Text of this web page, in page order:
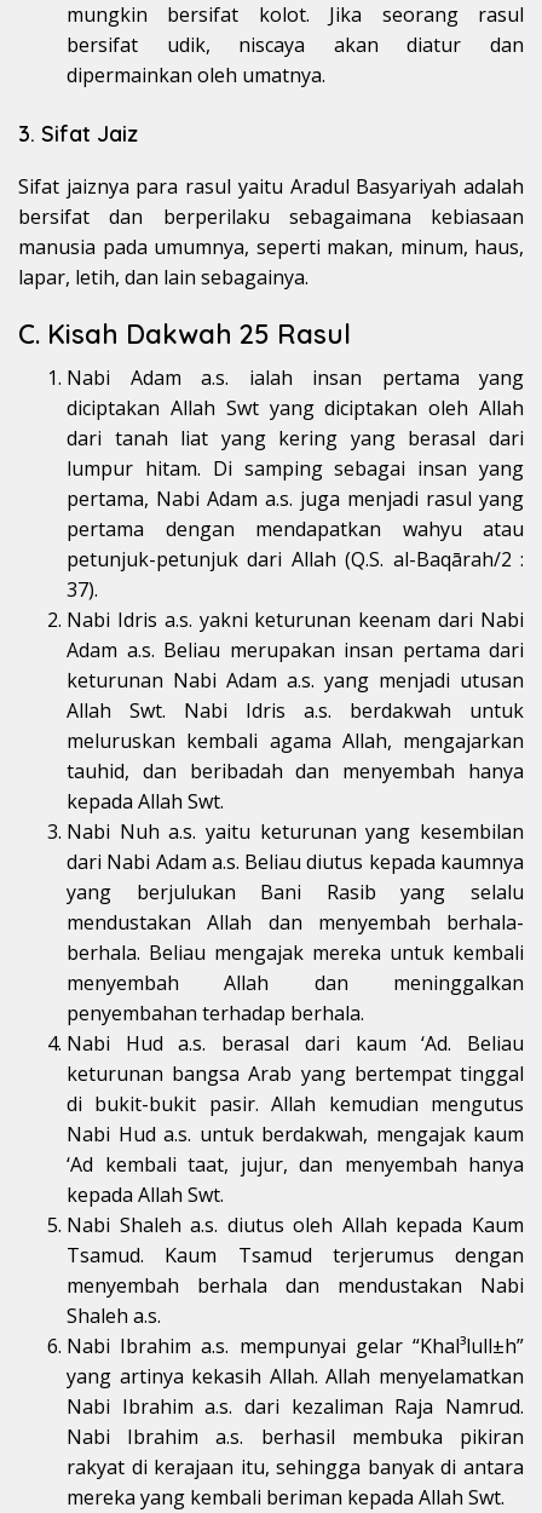
mungkin bersifat kolot. Jika seorang rasul
bersifat udik, niscaya akan diatur dan
dipermainkan oleh umatnya.
3. Sifat Jaiz
Sifat jaiznya para rasul yaitu Aradul Basyariyah adalah
bersifat dan berperilaku sebagaimana kebiasaan
manusia pada umumnya, seperti makan, minum, haus,
lapar, letih, dan lain sebagainya.
C. Kisah Dakwah 25 Rasul
Nabi Adam a.s. ialah insan pertama yang
diciptakan Allah Swt yang diciptakan oleh Allah
dari tanah liat yang kering yang berasal dari
lumpur hitam. Di samping sebagai insan yang
pertama, Nabi Adam a.s. juga menjadi rasul yang
pertama dengan mendapatkan wahyu atau
petunjuk-petunjuk dari Allah (Q.S. al-Baqārah/2 :
37).
Nabi Idris a.s. yakni keturunan keenam dari Nabi
Adam a.s. Beliau merupakan insan pertama dari
keturunan Nabi Adam a.s. yang menjadi utusan
Allah Swt. Nabi Idris a.s. berdakwah untuk
meluruskan kembali agama Allah, mengajarkan
tauhid, dan beribadah dan menyembah hanya
kepada Allah Swt.
Nabi Nuh a.s. yaitu keturunan yang kesembilan
dari Nabi Adam a.s. Beliau diutus kepada kaumnya
yang berjulukan Bani Rasib yang selalu
mendustakan Allah dan menyembah berhala-
berhala. Beliau mengajak mereka untuk kembali
menyembah Allah dan meninggalkan
penyembahan terhadap berhala.
Nabi Hud a.s. berasal dari kaum ‘Ad. Beliau
keturunan bangsa Arab yang bertempat tinggal
di bukit-bukit pasir. Allah kemudian mengutus
Nabi Hud a.s. untuk berdakwah, mengajak kaum
‘Ad kembali taat, jujur, dan menyembah hanya
kepada Allah Swt.
Nabi Shaleh a.s. diutus oleh Allah kepada Kaum
Tsamud. Kaum Tsamud terjerumus dengan
menyembah berhala dan mendustakan Nabi
Shaleh a.s.
Nabi Ibrahim a.s. mempunyai gelar “Khal³lull±h”
yang artinya kekasih Allah. Allah menyelamatkan
Nabi Ibrahim a.s. dari kezaliman Raja Namrud.
Nabi Ibrahim a.s. berhasil membuka pikiran
rakyat di kerajaan itu, sehingga banyak di antara
mereka yang kembali beriman kepada Allah Swt.